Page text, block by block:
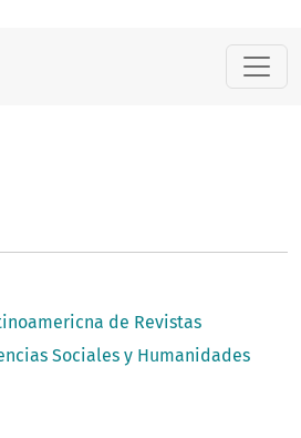
de Revistas
Sociales y Humanidades